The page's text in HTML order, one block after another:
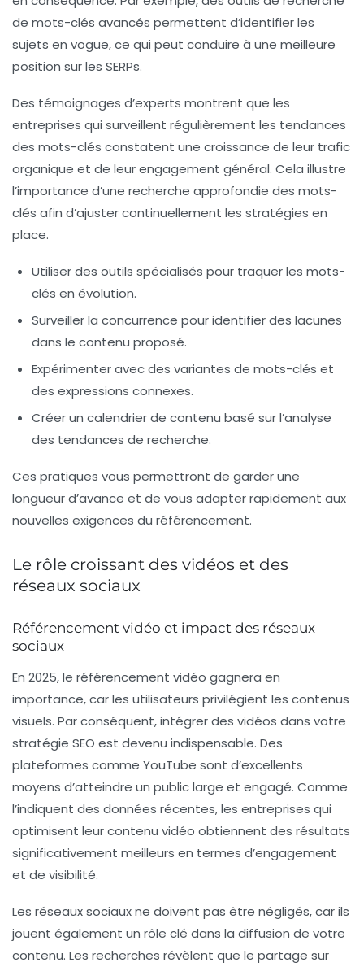
de mots-clés avancés permettent d’identifier les
sujets en vogue, ce qui peut conduire à une meilleure
position sur les SERPs.
Des témoignages d’experts montrent que les
entreprises qui surveillent régulièrement les tendances
des mots-clés constatent une croissance de leur trafic
organique et de leur engagement général. Cela illustre
l’importance d’une recherche approfondie des mots-
clés afin d’ajuster continuellement les stratégies en
place.
Utiliser des outils spécialisés pour traquer les mots-
clés en évolution.
Surveiller la concurrence pour identifier des lacunes
dans le contenu proposé.
Expérimenter avec des variantes de mots-clés et
des expressions connexes.
Créer un calendrier de contenu basé sur l’analyse
des tendances de recherche.
Ces pratiques vous permettront de garder une
longueur d’avance et de vous adapter rapidement aux
nouvelles exigences du référencement.
Le rôle croissant des vidéos et des
réseaux sociaux
Référencement vidéo et impact des réseaux
sociaux
En 2025, le référencement vidéo gagnera en
importance, car les utilisateurs privilégient les contenus
visuels. Par conséquent, intégrer des vidéos dans votre
stratégie SEO est devenu indispensable. Des
plateformes comme YouTube sont d’excellents
moyens d’atteindre un public large et engagé. Comme
l’indiquent des données récentes, les entreprises qui
optimisent leur contenu vidéo obtiennent des résultats
significativement meilleurs en termes d’engagement
et de visibilité.
Les réseaux sociaux ne doivent pas être négligés, car ils
jouent également un rôle clé dans la diffusion de votre
contenu. Les recherches révèlent que le partage sur